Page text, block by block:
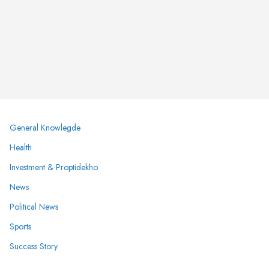
General Knowlegde
Health
Investment & Proptidekho
News
Political News
Sports
Success Story